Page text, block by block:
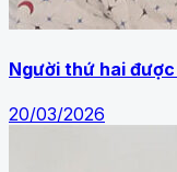
Người thứ hai
20/03/2026